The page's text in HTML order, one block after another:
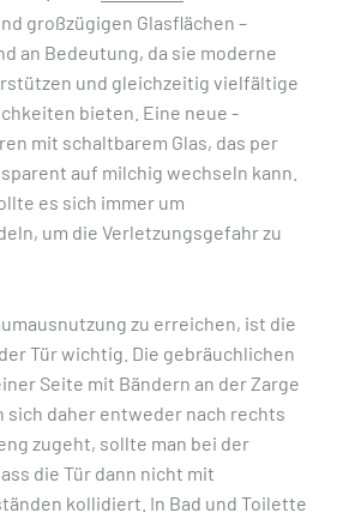
großzügigen Glasflächen –
an Bedeutung, da sie moderne
und gleichzeitig vielfältige
bieten. Eine neue
mit schaltbarem Glas, das per
auf milchig wechseln kann.
es sich immer um
um die Verletzungsgefahr zu
zu erreichen, ist die
Tür wichtig. Die gebräuchlichen
Seite mit Bändern an der Zarge
daher entweder nach rechts
zugeht, sollte man bei der
die Tür dann nicht mit
kollidiert. In Bad und Toilette